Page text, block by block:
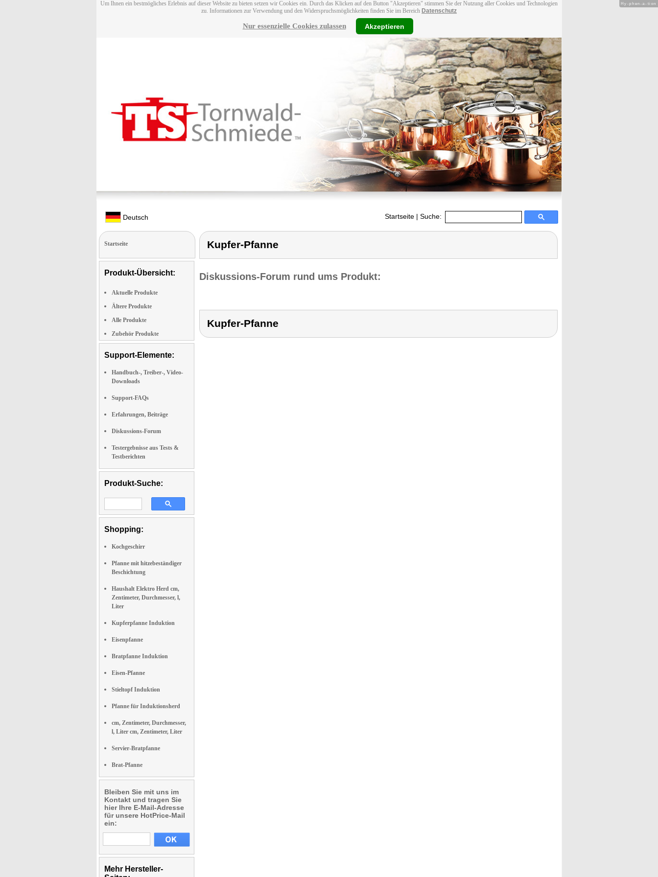
Um Ihnen ein bestmögliches Erlebnis auf dieser Website zu bieten setzen wir Cookies ein. Durch das Klicken auf den Button "Akzeptieren" stimmen Sie der Nutzung aller Cookies und Technologien
zu. Informationen zur Verwendung und den Widerspruchsmöglichkeiten finden Sie im Bereich Datenschutz
Nur essenzielle Cookies zulassen Akzeptieren
Deutsch Startseite | Suche:
Startseite
Produkt-Übersicht:
Aktuelle Produkte
Ältere Produkte
Alle Produkte
Zubehör Produkte
Support-Elemente:
Handbuch-, Treiber-, Video-
Downloads
Support-FAQs
Erfahrungen, Beiträge
Diskussions-Forum
Testergebnisse aus Tests &
Testberichten
Produkt-Suche:
Shopping:
Kochgeschirr
Pfanne mit hitzebeständiger
Beschichtung
Haushalt Elektro Herd cm,
Zentimeter, Durchmesser, l,
Liter
Kupferpfanne Induktion
Eisenpfanne
Bratpfanne Induktion
Eisen-Pfanne
Stieltopf Induktion
Pfanne für Induktionsherd
cm, Zentimeter, Durchmesser,
l, Liter cm, Zentimeter, Liter
Servier-Bratpfanne
Brat-Pfanne
Bleiben Sie mit uns im
Kontakt und tragen Sie
hier Ihre E-Mail-Adresse
für unsere HotPrice-Mail
ein:
Mehr Hersteller-
Kupfer-Pfanne
Diskussions-Forum rund ums Produkt:
Kupfer-Pfanne
Hy-phen-a-tion